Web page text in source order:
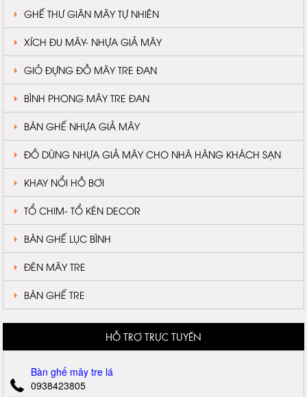
GHẾ THƯ GIÃN MÂY TỰ NHIÊN
XÍCH ĐU MÂY- NHỰA GIẢ MÂY
GIỎ ĐỰNG ĐỒ MÂY TRE ĐAN
BÌNH PHONG MÂY TRE ĐAN
BÀN GHẾ NHỰA GIẢ MÂY
ĐỒ DÙNG NHỰA GIẢ MÂY CHO NHÀ HÀNG KHÁCH SẠN
KHAY NỔI HỒ BƠI
TỔ CHIM- TỔ KÉN DECOR
BÀN GHẾ LỤC BÌNH
ĐÈN MÂY TRE
BÀN GHẾ TRE
HỖ TRỢ TRỰC TUYẾN
Bàn ghế mây tre lá
0938423805